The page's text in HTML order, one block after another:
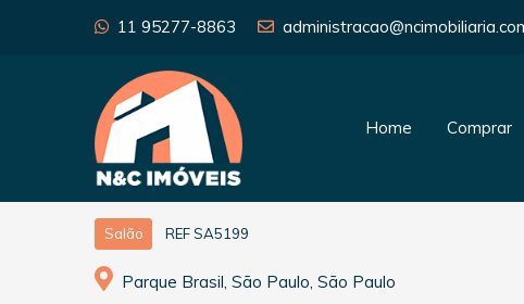
11 95277-8863
Home Comprar
Salão REF SA5199
Parque Brasil, São Paulo, São Paulo